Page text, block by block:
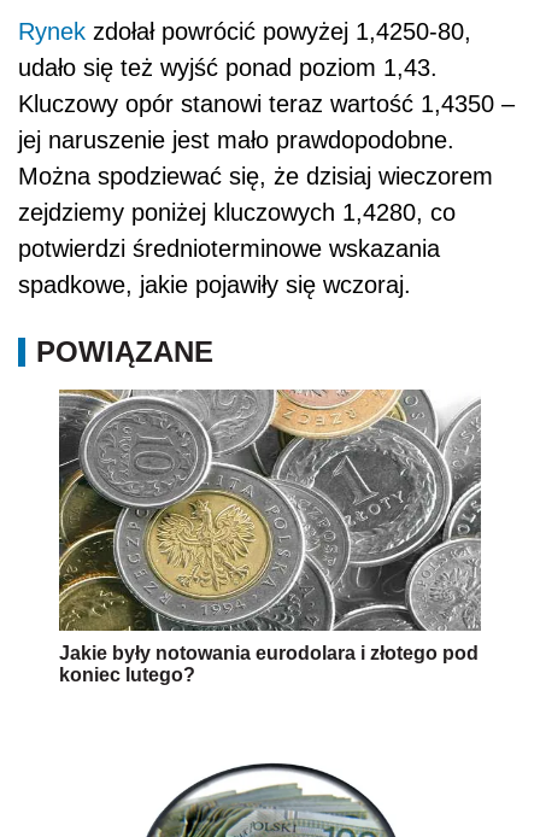
Rynek zdołał powrócić powyżej 1,4250-80,
udało się też wyjść ponad poziom 1,43.
Kluczowy opór stanowi teraz wartość 1,4350 –
jej naruszenie jest mało prawdopodobne.
Można spodziewać się, że dzisiaj wieczorem
zejdziemy poniżej kluczowych 1,4280, co
potwierdzi średnioterminowe wskazania
spadkowe, jakie pojawiły się wczoraj.
POWIĄZANE
Jakie były notowania eurodolara i złotego pod
koniec lutego?